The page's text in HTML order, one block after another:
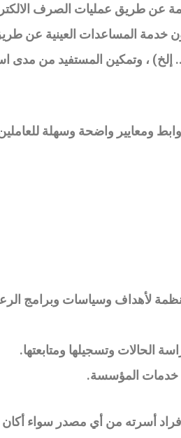
عن طريق عمليات الصرف
المساعدات العينية عن طريق
إلخ) ، وتمكين المستفيد من مدى
ومعايير واضحة وسهلة
لأهداف وسياسات وبرامج
الحالات وتسجيلها ومتابعتها.
خدمات المؤسسة.
أسرته من أي مصدر سواء أكان